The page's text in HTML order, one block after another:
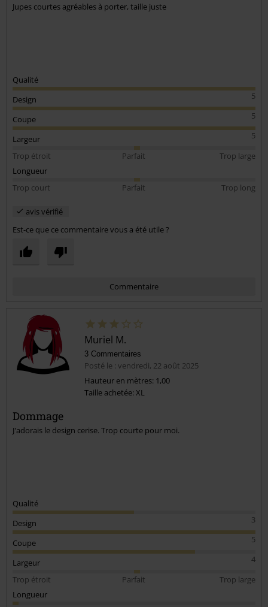
Jupes courtes agréables à porter, taille juste
Qualité
5
Design
5
Coupe
5
Largeur
Trop étroit
Parfait
Trop large
Longueur
Trop court
Parfait Trop long
avis vérifié
Est-ce que ce commentaire vous a été utile ?
Commentaire
Muriel M.
3 Commentaires
Posté le : vendredi, 22 août 2025
Hauteur en mètres: 1,00
Taille achetée: XL
Dommage
J'adorais le design cerise. Trop courte pour moi.
Qualité
3
Design
5
Coupe
4
Largeur
Trop étroit
Parfait
Trop large
Longueur